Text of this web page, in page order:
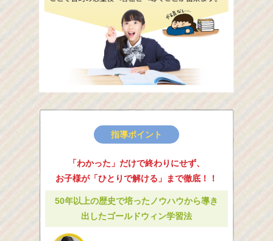
指導ポイント
「わかった」だけで終わりにせず、
お子様が「ひとりで解ける」まで徹底！！
50年以上の歴史で培ったノウハウから導き
出したゴールドウィン学習法